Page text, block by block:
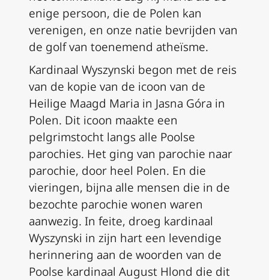
enige persoon, die de Polen kan
verenigen, en onze natie bevrijden van
de golf van toenemend atheïsme.
Kardinaal Wyszynski begon met de reis
van de kopie van de icoon van de
Heilige Maagd Maria in Jasna Góra in
Polen. Dit icoon maakte een
pelgrimstocht langs alle Poolse
parochies. Het ging van parochie naar
parochie, door heel Polen. En die
vieringen, bijna alle mensen die in de
bezochte parochie wonen waren
aanwezig. In feite, droeg kardinaal
Wyszynski in zijn hart een levendige
herinnering aan de woorden van de
Poolse kardinaal August Hlond die dit